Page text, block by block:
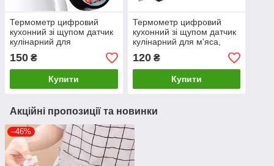
Термометр цифровий
кухонний зі щупом датчик
кулінарний для
вимірювання температури
150 ₴
Купити
Термометр цифровий
кухонний зі щупом датчик
кулінарний для м'яса,
120₴
Купити
Акційні пропозиції та новинки
–46%